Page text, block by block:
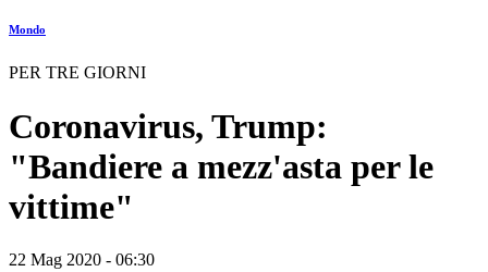
Mondo
PER TRE GIORNI
Coronavirus, Trump:
"Bandiere a mezz'asta per le
vittime"
22 Mag 2020 - 06:30